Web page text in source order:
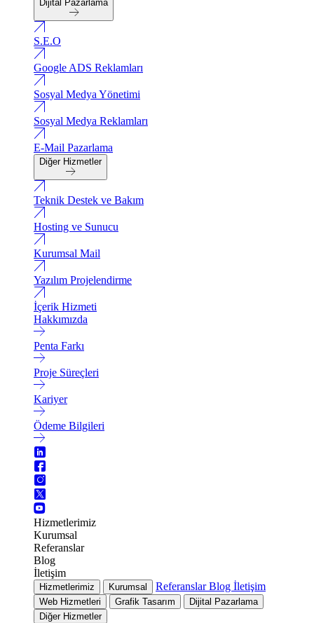
Dijital Pazarlama
S.E.O
Google ADS Reklamları
Sosyal Medya Yönetimi
Sosyal Medya Reklamları
E-Mail Pazarlama
Diğer Hizmetler
Teknik Destek ve Bakım
Hosting ve Sunucu
Kurumsal Mail
Yazılım Projelendirme
İçerik Hizmeti
Hakkımızda
Penta Farkı
Proje Süreçleri
Kariyer
Ödeme Bilgileri
Hizmetlerimiz
Kurumsal
Referanslar
Blog
İletişim
Hizmetlerimiz Kurumsal ReferanslarBlog İletişim
Web Hizmetleri Grafik Tasarım
Dijital Pazarlama
Diğer Hizmetler